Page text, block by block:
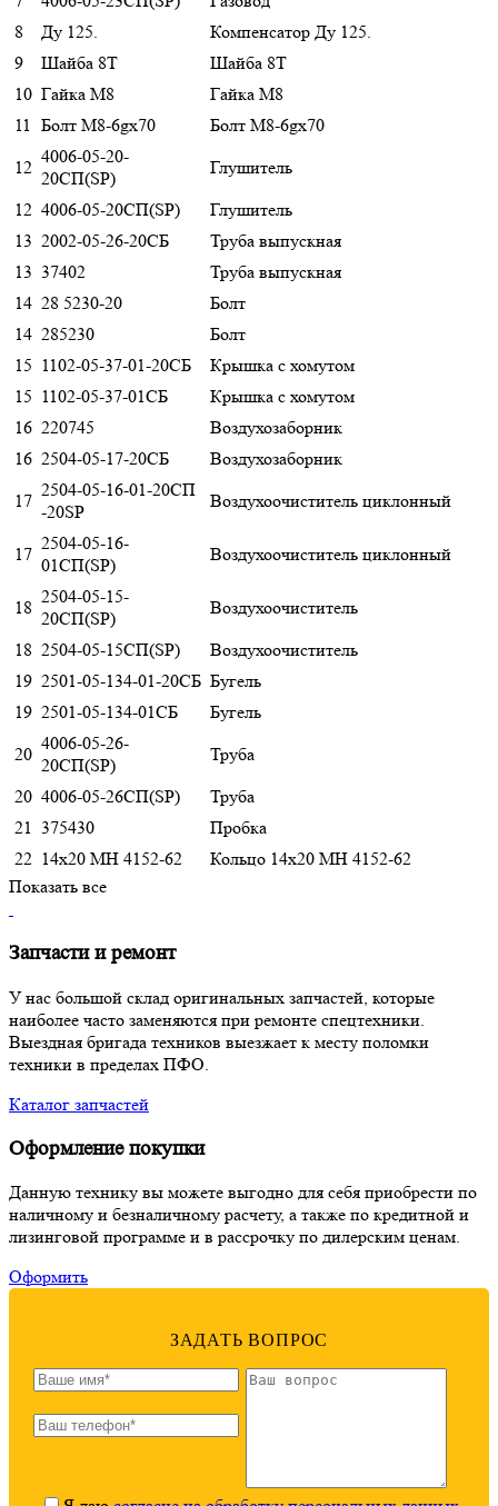
8
Ду 125.
Компенсатор Ду 125.
9
Шайба 8Т
Шайба 8Т
10 Гайка М8
Гайка М8
11 Болт М8-6gx70
Болт М8-6gx70
12
4006-05-20-
20СП(SP)
Глушитель
12 4006-05-20СП(SP)
Глушитель
13 2002-05-26-20СБ
Труба выпускная
13 37402
Труба выпускная
14 28 5230-20
Болт
14 285230
Болт
15 1102-05-37-01-20СБ
Крышка с хомутом
15 1102-05-37-01СБ
Крышка с хомутом
16 220745
Воздухозаборник
16 2504-05-17-20СБ
Воздухозаборник
17
2504-05-16-01-20СП
-20SP
Воздухоочиститель циклонный
17
2504-05-16-
01СП(SP)
Воздухоочиститель циклонный
18
2504-05-15-
20СП(SP)
Воздухоочиститель
18 2504-05-15СП(SP)
Воздухоочиститель
19 2501-05-134-01-20СБ Бугель
19 2501-05-134-01СБ
Бугель
20
4006-05-26-
20СП(SP)
Труба
20 4006-05-26СП(SP)
Труба
21 375430
Пробка
22 14x20 МН 4152-62
Кольцо 14x20 МН 4152-62
Показать все
Запчасти и ремонт
У нас большой склад оригинальных запчастей, которые
наиболее часто заменяются при ремонте спецтехники.
Выездная бригада техников выезжает к месту поломки
техники в пределах ПФО.
Каталог запчастей
Оформление покупки
Данную технику вы можете выгодно для себя приобрести по
наличному и безналичному расчету, а также по кредитной и
лизинговой программе и в рассрочку по дилерским ценам.
Оформить
ЗАДАТЬ ВОПРОС